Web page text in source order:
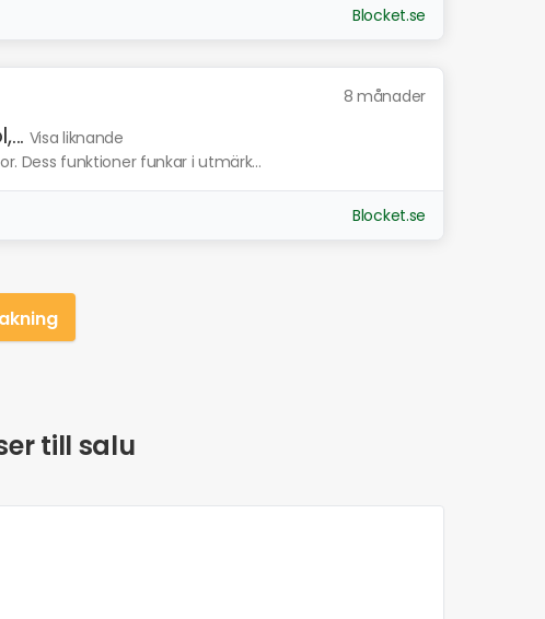
Blocket.se
8 månader
Visa liknande
Dess funktioner funkar i utmärk...
Blocket.se
till salu